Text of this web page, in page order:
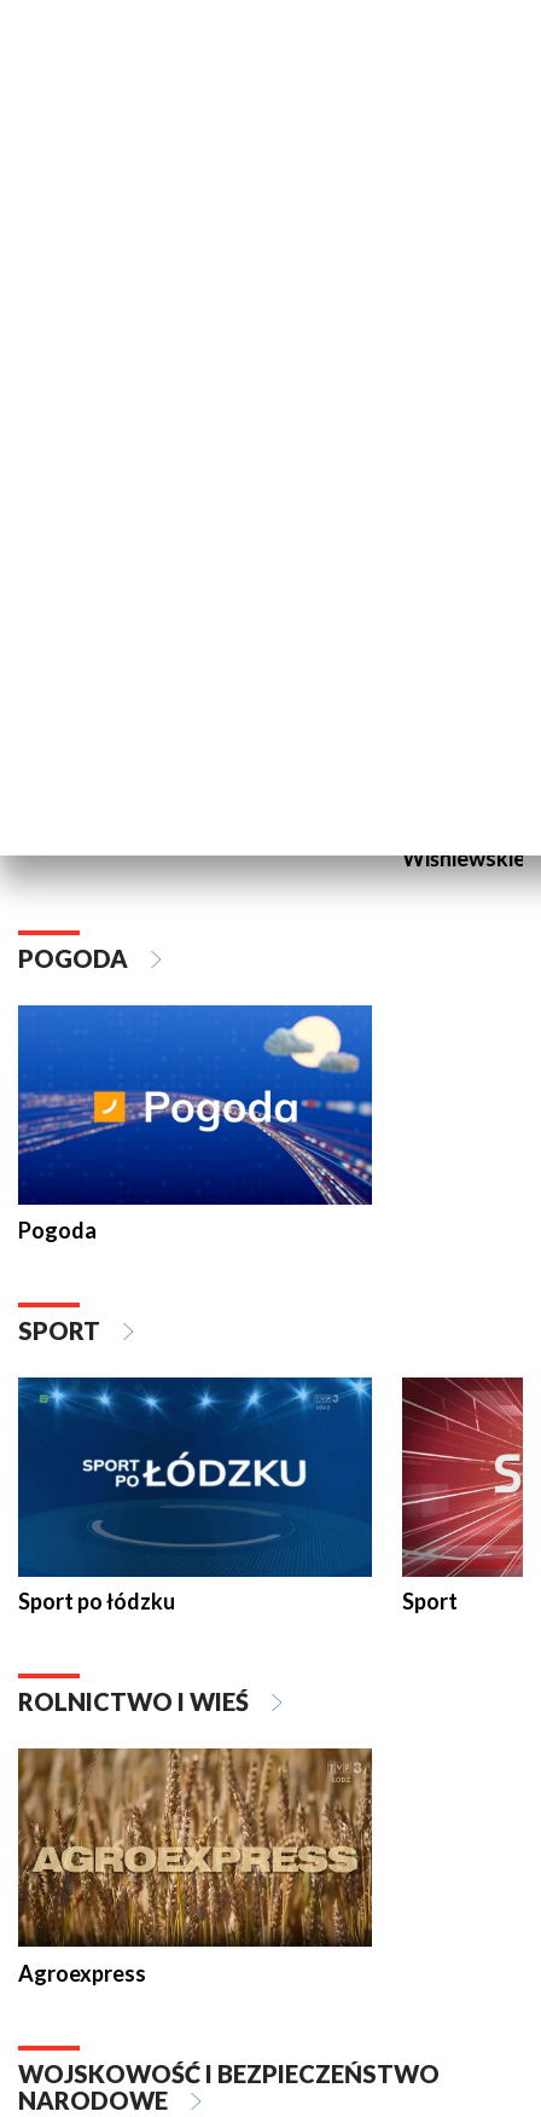
POGODA
Pogoda
SPORT
Sport po łódzku Sport
ROLNICTWO I WIEŚ
Agroexpress
WOJSKOWOŚĆ I BEZPIECZEŃSTWO
NARODOWE